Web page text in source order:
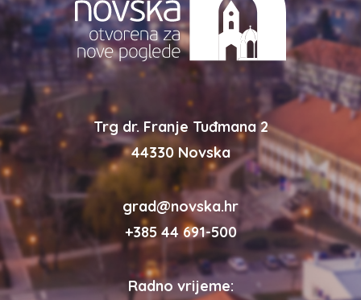
Trg dr. Franje Tuđmana 2
44330 Novska
grad@novska.hr
+385 44 691-500
Radno vrijeme: